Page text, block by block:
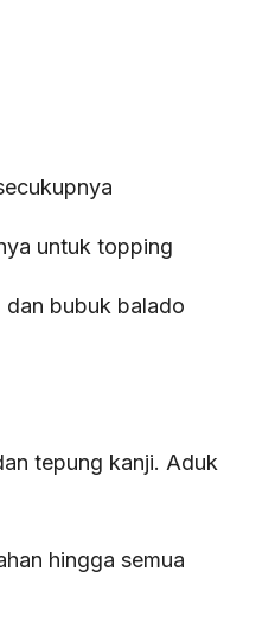
untuk topping
dan bubuk balado
tepung kanji. Aduk
hingga semua